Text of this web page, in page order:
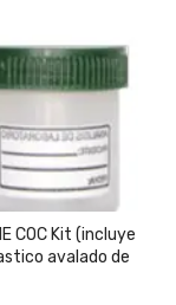
COC Kit (incluye
avalado de